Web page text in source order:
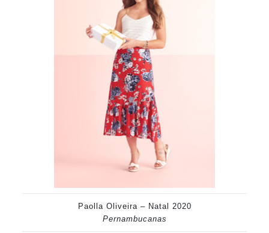
Paolla Oliveira – Natal 2020
Pernambucanas